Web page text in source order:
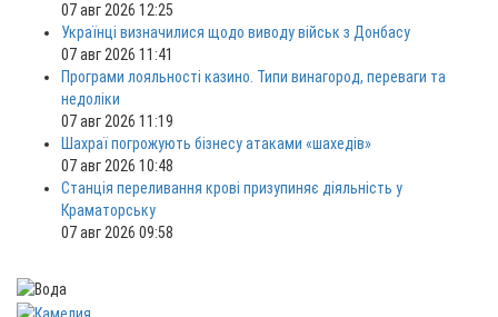
07 авг 2026 12:25
Українці визначилися щодо виводу військ з Донбасу
07 авг 2026 11:41
Програми лояльності казино. Типи винагород, переваги та
недоліки
07 авг 2026 11:19
Шахраї погрожують бізнесу атаками «шахедів»
07 авг 2026 10:48
Станція переливання крові призупиняє діяльність у
Краматорську
07 авг 2026 09:58